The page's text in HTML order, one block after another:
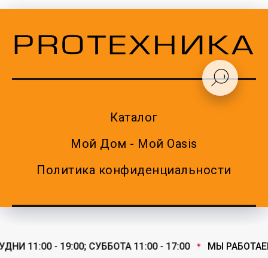
Каталог
Мой Дом - Мой Oasis
Политика конфиденциальности
11:00 - 19:00; СУББОТА 11:00 - 17:00 МЫ